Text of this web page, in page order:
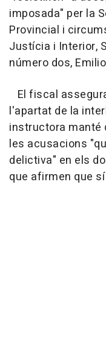
imposada" per la
Provincial i
Justícia i Interior,
número dos,
El fiscal
l'apartat de la
instructora manté
les acusacions
delictiva" en els
que afirmen que